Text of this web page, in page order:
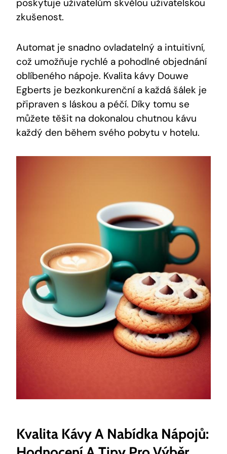
poskytuje uživatelům skvělou uživatelskou
zkušenost.
Automat je snadno ovladatelný a intuitivní,
což umožňuje rychlé a pohodlné objednání
oblíbeného nápoje. Kvalita kávy Douwe
Egberts je bezkonkurenční a každá šálek je
připraven s láskou a péčí. Díky tomu se
můžete těšit na dokonalou chutnou kávu
každý den během svého pobytu v hotelu.
Kvalita Kávy A Nabídka Nápojů: